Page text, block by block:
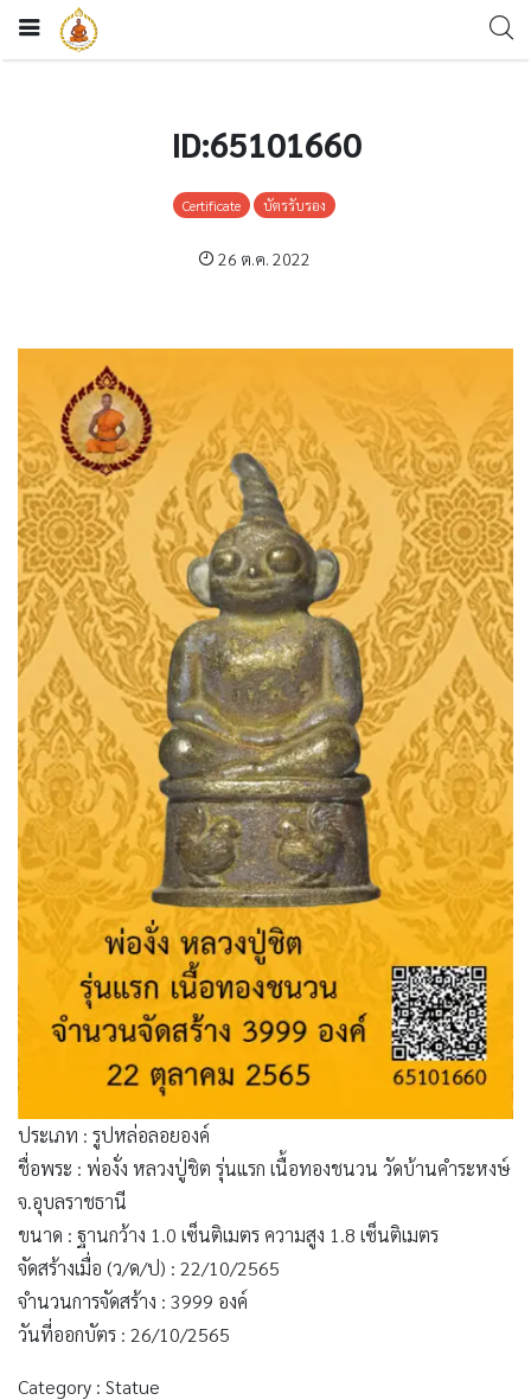
ID:65101660
Certificate บัตรรับรอง
26 ต.ค. 2022
ประเภท : รูปหล่อลอยองค์
ชื่อพระ : พ่องั่ง หลวงปู่ชิต รุ่นแรก เนื้อทองชนวน วัดบ้านคำระหงษ์
จ.อุบลราชธานี
ขนาด : ฐานกว้าง 1.0 เซ็นติเมตร ความสูง 1.8 เซ็นติเมตร
จัดสร้างเมื่อ (ว/ด/ป) : 22/10/2565
จำนวนการจัดสร้าง : 3999 องค์
วันที่ออกบัตร : 26/10/2565
Category : Statue